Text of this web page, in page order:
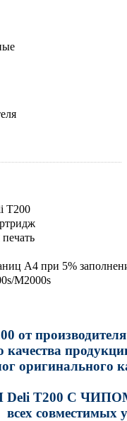
T200
A4 при 5%
M2000s
от
оригинального
Deli T200 С
совместимых